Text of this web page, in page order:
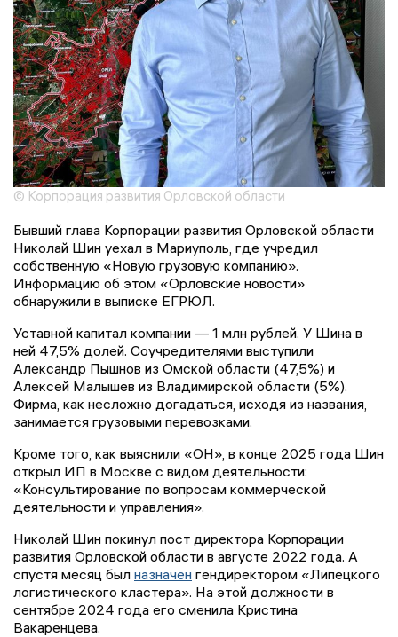
© Корпорация развития Орловской области
Бывший глава Корпорации развития Орловской области
Николай Шин уехал в Мариуполь, где учредил
собственную «Новую грузовую компанию».
Информацию об этом «Орловские новости»
обнаружили в выписке ЕГРЮЛ.
Уставной капитал компании — 1 млн рублей. У Шина в
ней 47,5% долей. Соучредителями выступили
Александр Пышнов из Омской области (47,5%) и
Алексей Малышев из Владимирской области (5%).
Фирма, как несложно догадаться, исходя из названия,
занимается грузовыми перевозками.
Кроме того, как выяснили «ОН», в конце 2025 года Шин
открыл ИП в Москве с видом деятельности:
«Консультирование по вопросам коммерческой
деятельности и управления».
Николай Шин покинул пост директора Корпорации
развития Орловской области в августе 2022 года. А
спустя месяц был назначен гендиректором «Липецкого
логистического кластера». На этой должности в
сентябре 2024 года его сменила Кристина
Вакаренцева.